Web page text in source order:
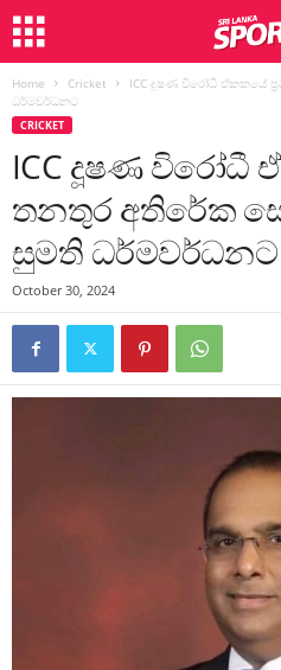
Home Cricket
ICC දූෂණ විරෝධී ඒකකයේ
ධර්මවර්ධනට
CRICKET
ICC දූෂණ විරෝධී
තනතුර අතිරේක
සුමති ධර්මවර්ධනට
October 30, 2024